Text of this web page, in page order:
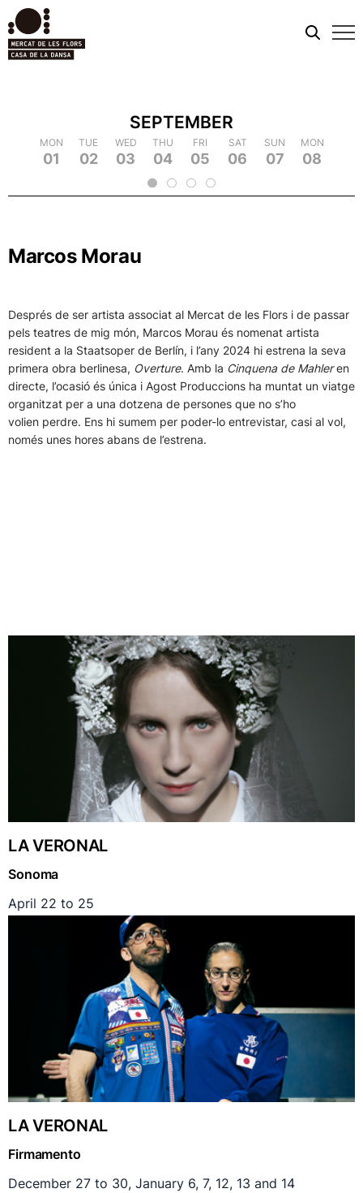
TUE
19
WED
20
THU
21
FRI
22
SAT
23
SUN
24
MON
25
TUE
26
WED
10
THU
11
FRI
12
SAT
13
SUN
14
MON
15
TUE
16
WED
17
SEPTEMBER
MON
01
TUE
02
WED
03
THU
04
FRI
05
SAT
06
SUN
07
MON
08
Marcos Morau
Després de ser artista associat al Mercat de les Flors i de passar
pels teatres de mig món, Marcos Morau és nomenat artista
resident a la Staatsoper de Berlín, i l’any 2024 hi estrena la seva
primera obra berlinesa, Overture. Amb la Cinquena de Mahleren
directe, l’ocasió és única i Agost Produccions ha muntat un viatge
organitzat per a una dotzena de persones que no s’ho
volien perdre. Ens hi sumem per poder-lo entrevistar, casi al vol,
només unes hores abans de l’estrena.
LA VERONAL
Sonoma
April 22 to 25
LA VERONAL
Firmamento
December 27 to 30, January 6, 7, 12, 13 and 14